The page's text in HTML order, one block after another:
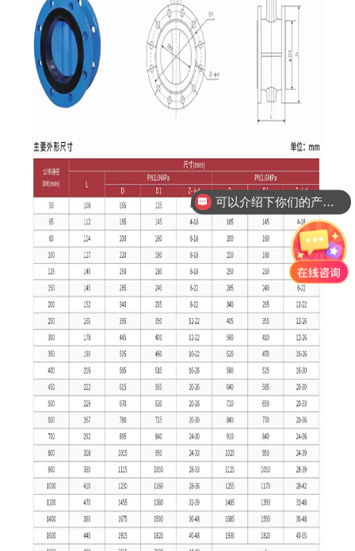
可以介绍下你们的产品么